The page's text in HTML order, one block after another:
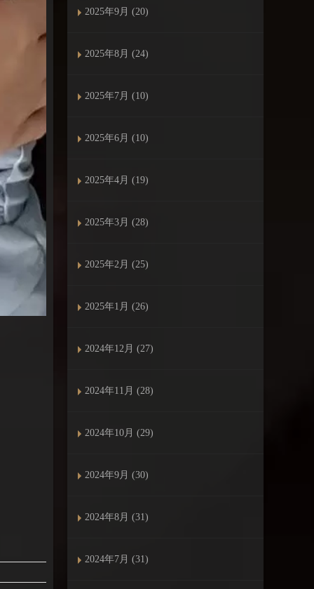
2025年9月 (20)
2025年8月 (24)
2025年7月 (10)
2025年6月 (10)
2025年4月 (19)
2025年3月 (28)
2025年2月 (25)
2025年1月 (26)
2024年12月 (27)
2024年11月 (28)
2024年10月 (29)
2024年9月 (30)
2024年8月 (31)
2024年7月 (31)